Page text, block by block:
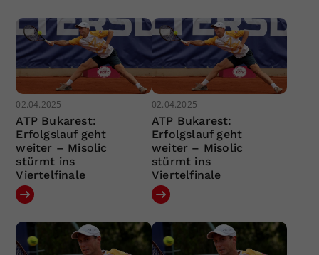
02.04.2025
ATP Bukarest:
Erfolgslauf geht
weiter – Misolic
stürmt ins
Viertelfinale
02.04.2025
ATP Bukarest:
Erfolgslauf geht
weiter – Misolic
stürmt ins
Viertelfinale